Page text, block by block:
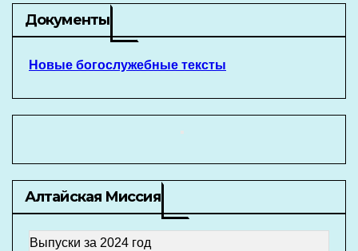
Документы
Новые богослужебные тексты
Алтайская Миссия
Выпуски за 2024 год